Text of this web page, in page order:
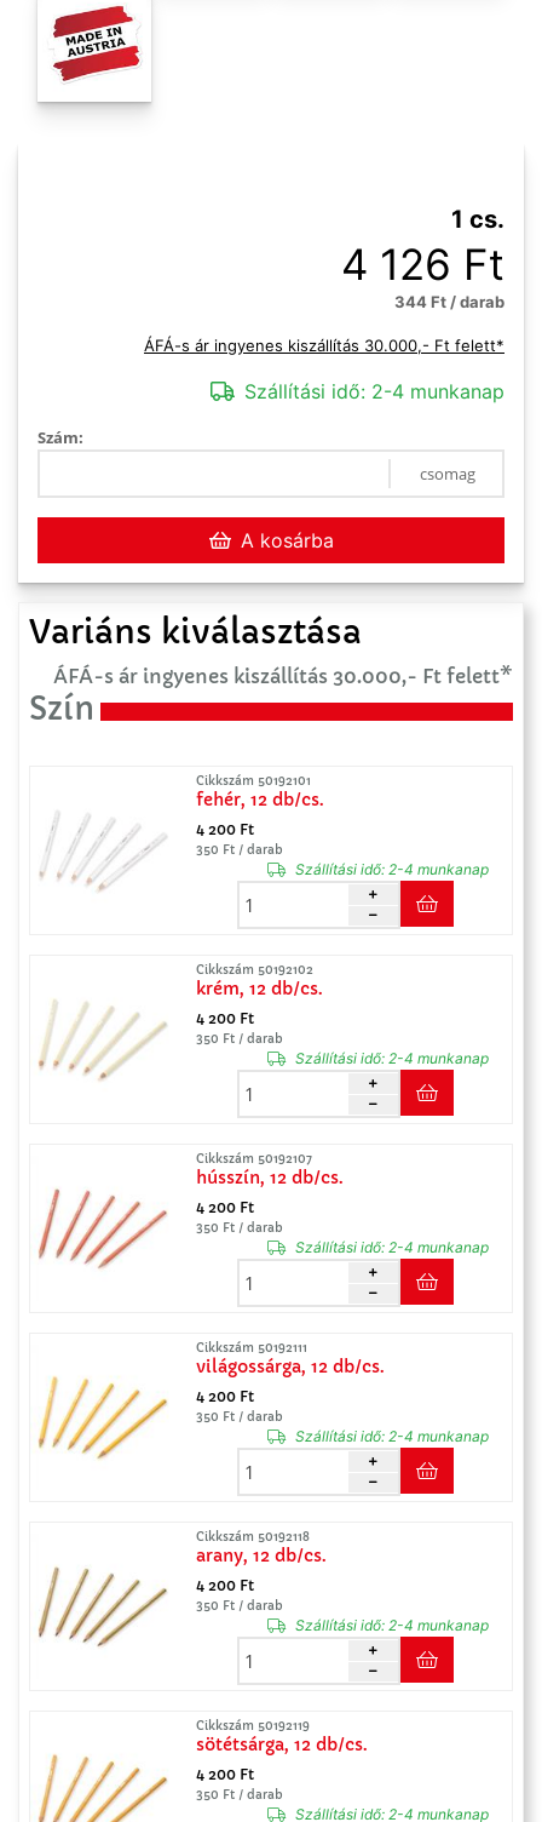
1 cs.
4 126 Ft
344 Ft / darab
ÁFÁ-s ár ingyenes kiszállítás 30.000,- Ft felett*
Szállítási idő: 2-4 munkanap
Szám:
csomag
A kosárba
Variáns kiválasztása
ÁFÁ-s ár ingyenes kiszállítás 30.000,- Ft felett*
Szín
Cikkszám 50192101
fehér, 12 db/cs.
4 200 Ft
350 Ft / darab
Szállítási idő:2-4 munkanap
Cikkszám 50192102
krém, 12 db/cs.
4 200 Ft
350 Ft / darab
Szállítási idő:2-4 munkanap
Cikkszám 50192107
hússzín, 12 db/cs.
4 200 Ft
350 Ft / darab
Szállítási idő:2-4 munkanap
Cikkszám 50192111
világossárga, 12 db/cs.
4 200 Ft
350 Ft / darab
Szállítási idő:2-4 munkanap
Cikkszám 50192118
arany, 12 db/cs.
4 200 Ft
350 Ft / darab
Szállítási idő:2-4 munkanap
Cikkszám 50192119
sötétsárga, 12 db/cs.
4 200 Ft
350 Ft / darab
Szállítási idő:2-4 munkanap